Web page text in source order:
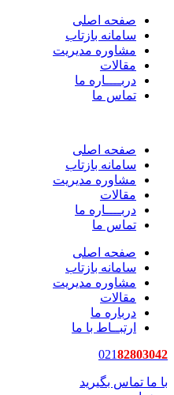
صفحه اصلی
سامانه بازتاب
مشاوره مدیریت
مقالات
دربــــاره ما
تماس ما
صفحه اصلی
سامانه بازتاب
مشاوره مدیریت
مقالات
دربــــاره ما
تماس ما
صفحه اصلی
سامانه بازتاب
مشاوره مدیریت
مقالات
درباره ما
ارتبــاط با ما
02182803042
با ما تماس بگیرید